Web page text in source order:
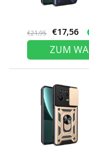
€21,95 €17,56
ZUM